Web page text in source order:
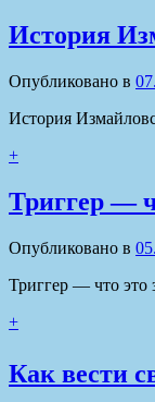
История
Опубликовано в
История
+
Триггер —
Опубликовано в
Триггер — что это
+
Как вести